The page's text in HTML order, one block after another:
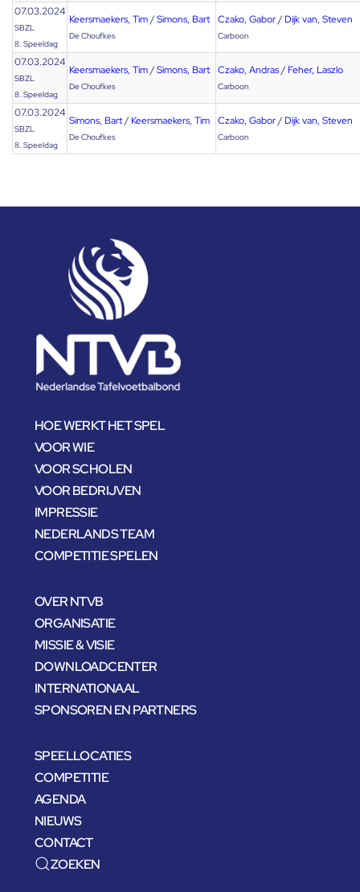
07.03.2024
SBZL
8. Speeldag
Keersmaekers, Tim/Simons, Bart
De Choufkes
Czako, Gabor/ Dijk van, Steven
Carboon
07.03.2024
SBZL
8. Speeldag
Keersmaekers, Tim/Simons, Bart
De Choufkes
Czako, Andras/ Feher, Laszlo
Carboon
07.03.2024
SBZL
8. Speeldag
Simons, Bart/ Keersmaekers, Tim
De Choufkes
Czako, Gabor/ Dijk van, Steven
Carboon
HOE WERKT HET SPEL
VOOR WIE
VOOR SCHOLEN
VOOR BEDRIJVEN
IMPRESSIE
NEDERLANDS TEAM
COMPETITIE SPELEN
OVER NTVB
ORGANISATIE
MISSIE & VISIE
DOWNLOADCENTER
INTERNATIONAAL
SPONSOREN EN PARTNERS
SPEELLOCATIES
COMPETITIE
AGENDA
NIEUWS
CONTACT
ZOEKEN